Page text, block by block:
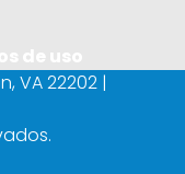
VA 22202 |